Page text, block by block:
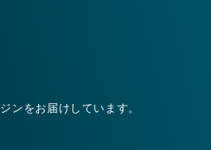
ンをお届けしています。